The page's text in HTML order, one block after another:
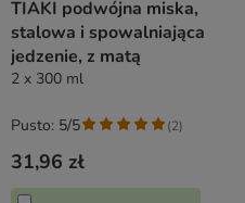
TIAKI podwójna miska,
stalowa i spowalniająca
jedzenie, z matą
2 x 300 ml
31,96 zł
Pusto: 5/5 (2)